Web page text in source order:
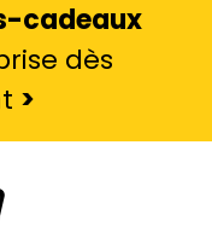
cadeaux
dès
>